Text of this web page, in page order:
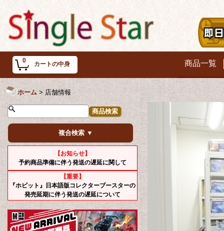
0 カートの中身 商品一覧
ホーム > 店舗情報
複合検索 ▼
【お知らせ】
予約商品準備に伴う発送の遅延に関して
【重要】
『ホビット』日本語版コレクターブースターの
発売延期に伴う発送の遅延について